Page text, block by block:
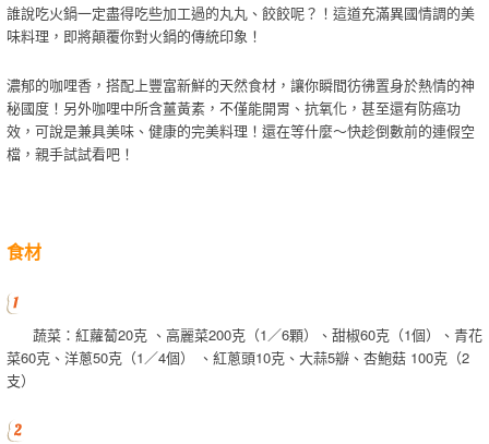
誰說吃火鍋一定盡得吃些加工過的丸丸、餃餃呢？！這道充滿異國情調的美
味料理，即將顛覆你對火鍋的傳統印象！
濃郁的咖哩香，搭配上豐富新鮮的天然食材，讓你瞬間彷彿置身於熱情的神
秘國度！另外咖哩中所含薑黃素，不僅能開胃、抗氧化，甚至還有防癌功
效，可說是兼具美味、健康的完美料理！還在等什麼～快趁倒數前的連假空
檔，親手試試看吧！
食材
蔬菜：紅蘿蔔20克 、高麗菜200克（1／6顆）、甜椒60克（1個）、青花
菜60克、洋蔥50克（1／4個） 、紅蔥頭10克、大蒜5瓣、杏鮑菇 100克（2
支）